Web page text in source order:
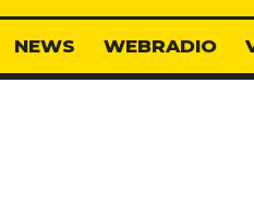
NEWS WEBRADIO